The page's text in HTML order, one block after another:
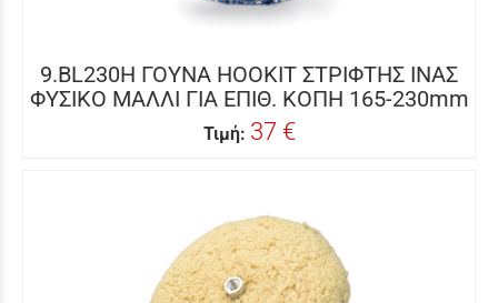
9.BL230H ΓΟΥΝΑ HOOKIT ΣΤΡΙΦΤΗΣ ΙΝΑΣ
ΦΥΣΙΚΟ ΜΑΛΛΙ ΓΙΑ ΕΠΙΘ. ΚΟΠΗ 165-230mm
Τιμή: 37 €